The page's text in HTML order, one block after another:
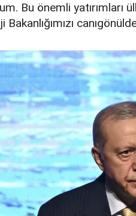
Bu önemli yatırımları
Bakanlığımızı